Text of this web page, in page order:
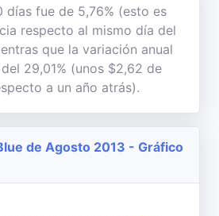
días fue de 5,76% (esto es
respecto al mismo día del
que la variación anual
29,01% (unos $2,62 de
a un año atrás).
de Agosto 2013 - Gráfico